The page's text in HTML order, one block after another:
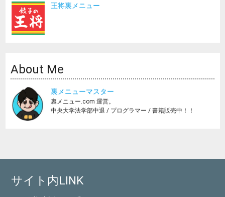
王将裏メニュー
About Me
裏メニューマスター
裏メニュー.com 運営。
中央大学法学部中退 / プログラマー / 書籍販売中！！
サイト内LINK